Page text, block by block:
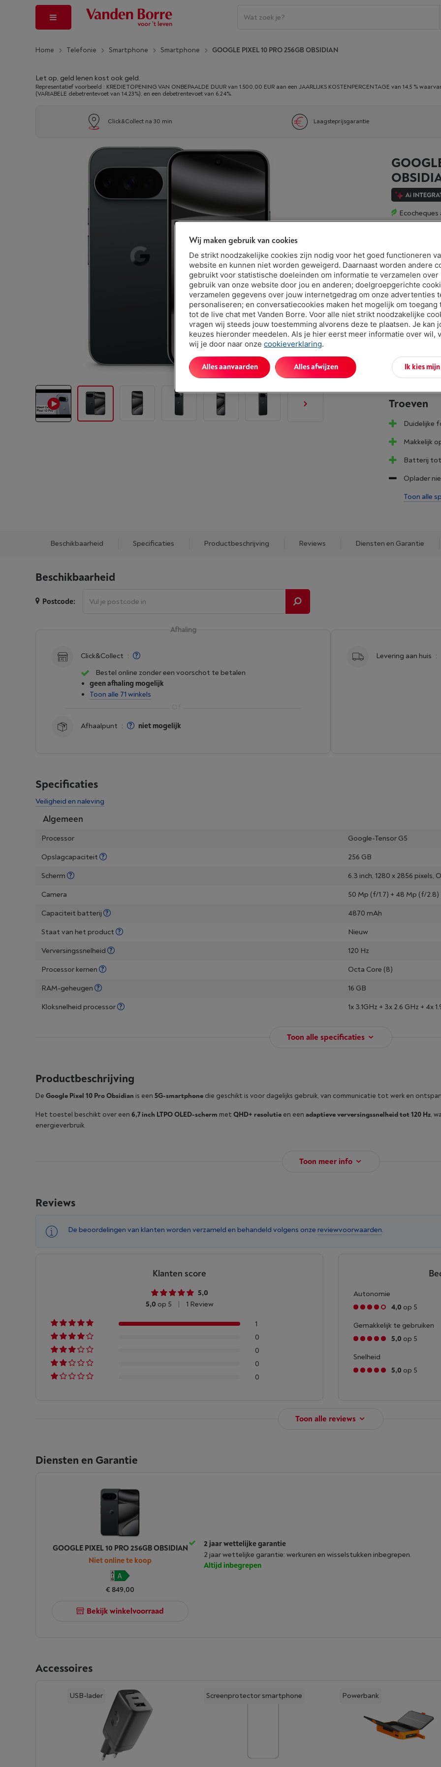
Home Telefonie Smartphone Smartphone GOOGLE PIXEL 10 PRO 256GB OBSIDIAN
Let op, geld lenen kost ook geld.
Representatief voorbeeld : KREDIETOPENING VAN ONBEPAALDE DUUR van 1.500,00 EUR aan een JAARLIJKS KOSTENPERCENTAGE van 14,5 %
(VARIABELE debetrentevoet van 14,23%), en een debetrentevoet van 6,24%.
Click&Collect na 30 min Laagsteprijsgarantie
Ecocheques
OLED-
Niet online
€
Of 24
Troeven
Duidelijke
Makkelijk
Batterij tot
Oplader
Toon alle
Beschikbaarheid Specificaties Productbeschrijving Reviews Diensten en Garantie
Beschikbaarheid
Postcode:
Levering aan huis :
Afhaling
Click&Collect :
Bestel online zonder een voorschot te betalen
geen afhaling mogelijk
Toon alle 71 winkels
Afhaalpunt : niet mogelijk
Specificaties
Veiligheid en naleving
Algemeen
Processor
Google-Tensor G5
Opslagcapaciteit
256 GB
Scherm
6.3 inch, 1280 x 2856 pixels,
Camera
50 Mp (f/1.7) + 48 Mp (f/2.8)
Capaciteit batterij
4870 mAh
Staat van het product
Nieuw
Verversingssnelheid
120 Hz
Processor kernen
Octa Core (8)
RAM-geheugen
16 GB
Kloksnelheid processor
1x 3.1GHz + 3x 2.6 GHz + 4x
Toon alle specificaties
Productbeschrijving
De Google Pixel 10 Pro Obsidian is een 5G-smartphone die geschikt is voor dagelijks gebruik, van communicatie tot werk en
Het toestel beschikt over een 6,7 inch LTPO OLED-scherm met QHD+ resolutie en een adaptieve verversingssnelheid tot 120 Hz,
energieverbruik.
Toon meer info
Reviews
De beoordelingen van klanten worden verzameld en behandeld volgens onze reviewvoorwaarden.
Klanten score
5,0
5,0 op 5 | 1 Review
1
0
0
0
0
Autonomie
4,0 op 5
Gemakkelijk te gebruiken
5,0 op 5
Snelheid
5,0 op 5
Toon alle reviews
Diensten en Garantie
GOOGLE PIXEL 10 PRO 256GB OBSIDIAN
Niet online te koop
€ 849,00
Bekijk winkelvoorraad
2 jaar wettelijke garantie
2 jaar wettelijke garantie: werkuren en wisselstukken inbegrepen.
Altijd inbegrepen
Accessoires
USB-lader Screenprotector smartphone Powerbank
Wij maken gebruik van cookies
De strikt noodzakelijke cookies zijn nodig voor het goed functioneren
website en kunnen niet worden geweigerd. Daarnaast worden andere
gebruikt voor statistische doeleinden om informatie te verzamelen over
gebruik van onze website door jou en anderen; doelgroepgerichte
verzamelen gegevens over jouw internetgedrag om onze advertenties
personaliseren; en conversatiecookies maken het mogelijk om toegang
tot de live chat met Vanden Borre. Voor alle niet strikt noodzakelijke
vragen wij steeds jouw toestemming alvorens deze te plaatsen. Je kan
keuzes hieronder meedelen. Als je hier eerst meer informatie over wil,
wij je door naar onze cookieverklaring.
Ik kies
Alles afwijzen
Alles aanvaarden